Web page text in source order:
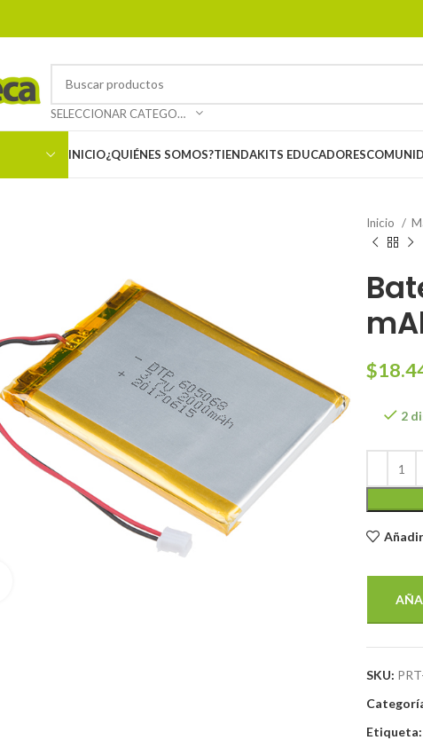
SELECCIONAR CATEGORÍA
INICIO¿QUIÉNES SOMOS?TIENDAKITS EDUCADORES
Inicio
$
2
SKU:
Etiqueta: